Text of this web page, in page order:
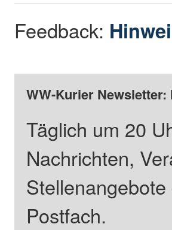
Feedback:
WW-Kurier
Täglich um 20
Nachrichten,
Postfach.